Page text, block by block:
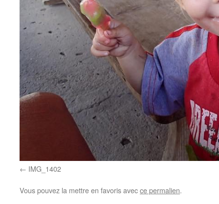
IMG_1402
Vous pouvez la mettre en favoris avecce permalien.